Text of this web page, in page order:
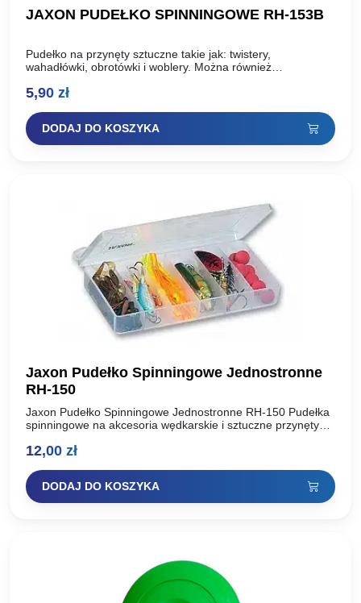
JAXON PUDEŁKO SPINNINGOWE RH-153B
Pudełko na przynęty sztuczne takie jak: twistery,
wahadłówki, obrotówki i woblery. Można również
małych przegródek. Wykonane z polipropylenu,…
5,90 zł
DODAJ DO KOSZYKA
Jaxon Pudełko Spinningowe Jednostronne
RH-150
Jaxon Pudełko Spinningowe Jednostronne RH-150 Pudełka
spinningowe na akcesoria wędkarskie i sztuczne przynęty
Wykonane z polipropylenu, materiału bezpiecznego…
12,00 zł
DODAJ DO KOSZYKA